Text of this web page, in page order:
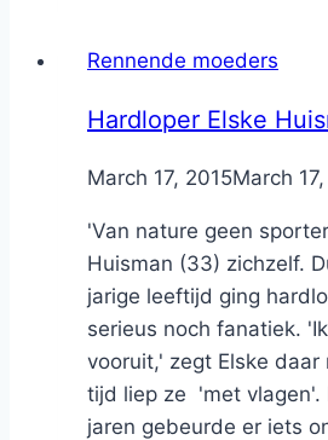
Rennende moeders
Hardloper Elske
ByNicole
March 17, 2015March
'Van nature geen
Huisman (33) zichzelf.
jarige leeftijd ging
serieus noch fanatiek.
vooruit,' zegt Elske daar
tijd liep ze 'met vlagen'.
jaren gebeurde er iets